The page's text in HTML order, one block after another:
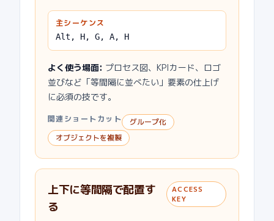
主シーケンス
Alt, H, G, A, H
よく使う場面: プロセス図、KPIカード、ロゴ
並びなど「等間隔に並べたい」要素の仕上げ
に必須の技です。
関連ショートカット
グループ化
オブジェクトを複製
上下に等間隔で配置す
る
ACCESS
KEY